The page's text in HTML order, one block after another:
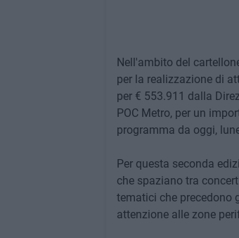
Nell'ambito del
per la realizzazione di
per € 553.911 dalla
POC Metro, per un
programma da oggi,
Per questa seconda
che spaziano tra
tematici che precedono
attenzione alle zone